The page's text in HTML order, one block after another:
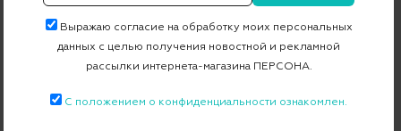
Бесплатная примерка в пункте выдачи
Примерка при доставке торговым представителем
Выражаю согласие на обработку моих персональных
данных с целью получения новостной и рекламной
рассылки интернета-магазина ПЕРСОНА.
С положением о конфиденциальности ознакомлен.